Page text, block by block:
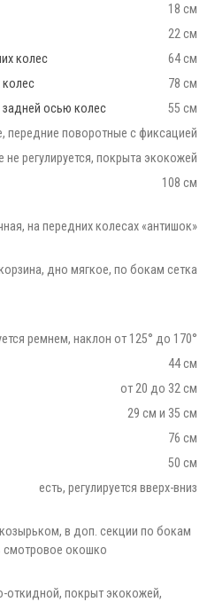
18 см
22 см
колес
64 см
78 см
осью колес
55 см
передние поворотные с фиксацией
не регулируется, покрыта экокожей
108 см
на передних колесах «антишок»
дно мягкое, по бокам сетка
ремнем, наклон от 125° до 170°
44 см
от 20 до 32 см
29 см и 35 см
76 см
50 см
есть, регулируется вверх-вниз
в доп. секции по бокам
смотровое окошко
откидной, покрыт экокожей,